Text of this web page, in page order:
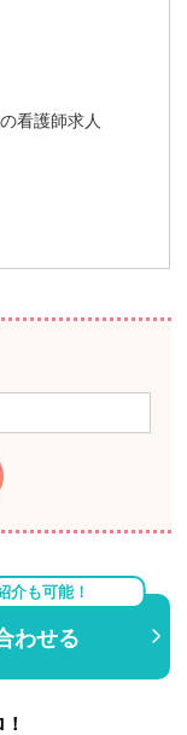
看護師求人
介も可能！
わせる